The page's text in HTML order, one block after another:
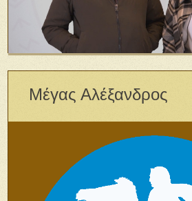
Μέγας Αλέξανδρος